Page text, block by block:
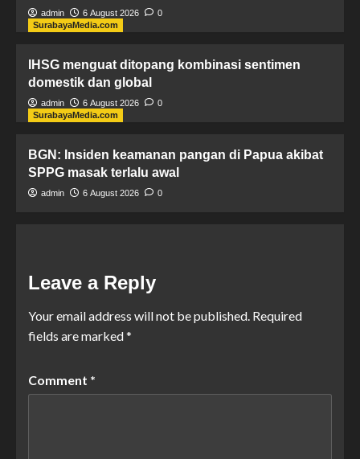
admin 6 August 2026
0
SurabayaMedia.com
IHSG menguat ditopang kombinasi sentimen
domestik dan global
admin 6 August 2026
0
SurabayaMedia.com
BGN: Insiden keamanan pangan di Papua akibat
SPPG masak terlalu awal
admin 6 August 2026 0
Leave a Reply
Your email address will not be published. Required
fields are marked*
Comment *